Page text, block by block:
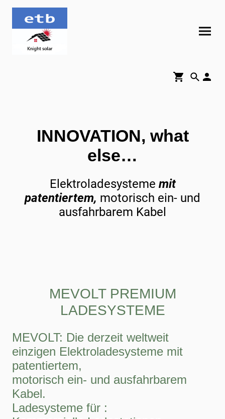
INNOVATION, what
else…
Elektroladesysteme mit
patentiertem, motorisch ein- und
ausfahrbarem Kabel
MEVOLT PREMIUM
LADESYSTEME
MEVOLT: Die derzeit weltweit
einzigen Elektroladesysteme mit
patentiertem,
motorisch ein- und ausfahrbarem
Kabel.
Ladesysteme für :